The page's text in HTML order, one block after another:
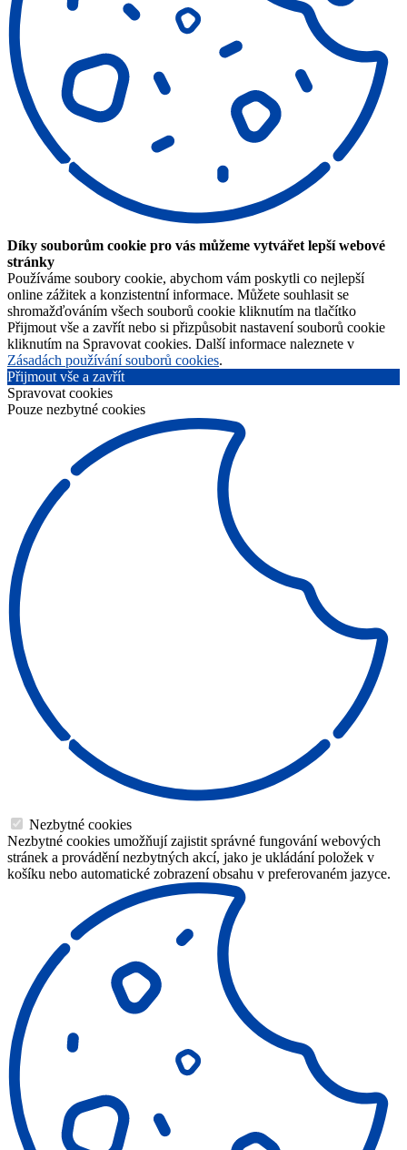
Díky souborům cookie pro vás můžeme vytvářet lepší webové
stránky
Používáme soubory cookie, abychom vám poskytli co nejlepší
online zážitek a konzistentní informace. Můžete souhlasit se
shromažďováním všech souborů cookie kliknutím na tlačítko
Přijmout vše a zavřít nebo si přizpůsobit nastavení souborů cookie
kliknutím na Spravovat cookies. Další informace naleznete v
Zásadách používání souborů cookies.
Přijmout vše a zavřít
Spravovat cookies
Pouze nezbytné cookies
Nezbytné cookies
Nezbytné cookies umožňují zajistit správné fungování webových
stránek a provádění nezbytných akcí, jako je ukládání položek v
košíku nebo automatické zobrazení obsahu v preferovaném jazyce.